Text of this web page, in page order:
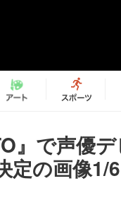
で声優デ
定の画像1/6